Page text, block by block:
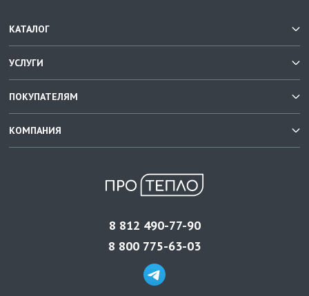
КАТАЛОГ
УСЛУГИ
ПОКУПАТЕЛЯМ
КОМПАНИЯ
8 812 490-77-90
8 800 775-63-03